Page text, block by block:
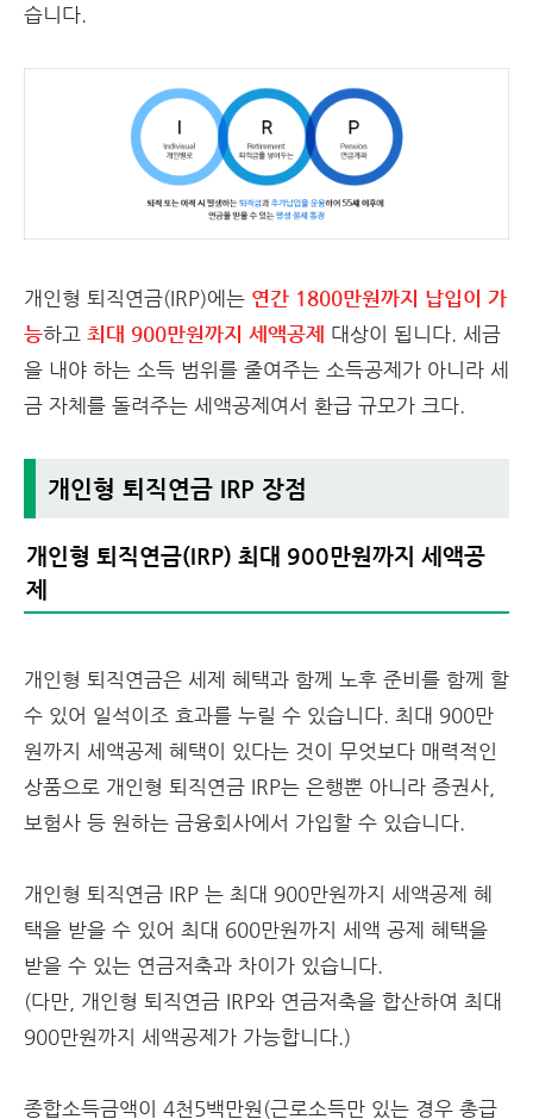
습니다.
개인형 퇴직연금(IRP)에는 연간 1800만원까지 납입이 가
능하고 최대 900만원까지 세액공제 대상이 됩니다. 세금
을 내야 하는 소득 범위를 줄여주는 소득공제가 아니라 세
금 자체를 돌려주는 세액공제여서 환급 규모가 크다.
개인형 퇴직연금 IRP 장점
개인형 퇴직연금(IRP) 최대 900만원까지 세액공
제
개인형 퇴직연금은 세제 혜택과 함께 노후 준비를 함께 할
수 있어 일석이조 효과를 누릴 수 있습니다. 최대 900만
원까지 세액공제 혜택이 있다는 것이 무엇보다 매력적인
상품으로 개인형 퇴직연금 IRP는 은행뿐 아니라 증권사,
보험사 등 원하는 금융회사에서 가입할 수 있습니다.
개인형 퇴직연금 IRP 는 최대 900만원까지 세액공제 혜
택을 받을 수 있어 최대 600만원까지 세액 공제 혜택을
받을 수 있는 연금저축과 차이가 있습니다.
(다만, 개인형 퇴직연금 IRP와 연금저축을 합산하여 최대
900만원까지 세액공제가 가능합니다.)
종합소득금액이 4천5백만원(근로소득만 있는 경우 총급